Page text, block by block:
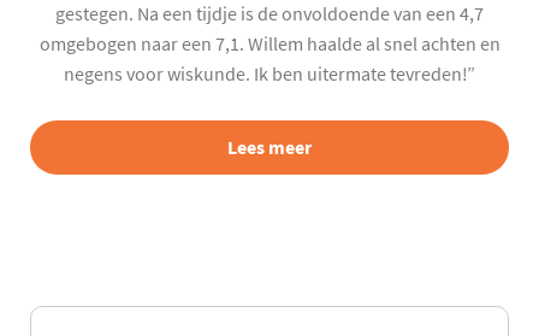
gestegen. Na een tijdje is de onvoldoende van een 4,7
omgebogen naar een 7,1. Willem haalde al snel achten en
negens voor wiskunde. Ik ben uitermate tevreden!”
Lees meer